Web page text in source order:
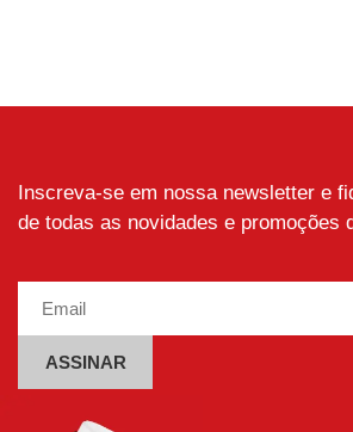
Inscreva-se em nossa newsletter e
de todas as novidades e promoções
Alternative: